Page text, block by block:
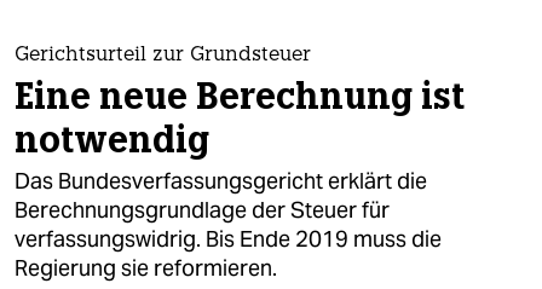
themen
politik
öko
gesellschaft
kultur
Gerichtsurteil zur Grundsteuer
Eine neue Berechnung ist
notwendig
Das Bundesverfassungsgericht erklärt die
Berechnungsgrundlage der Steuer für
verfassungswidrig. Bis Ende 2019 muss die
Regierung sie reformieren.